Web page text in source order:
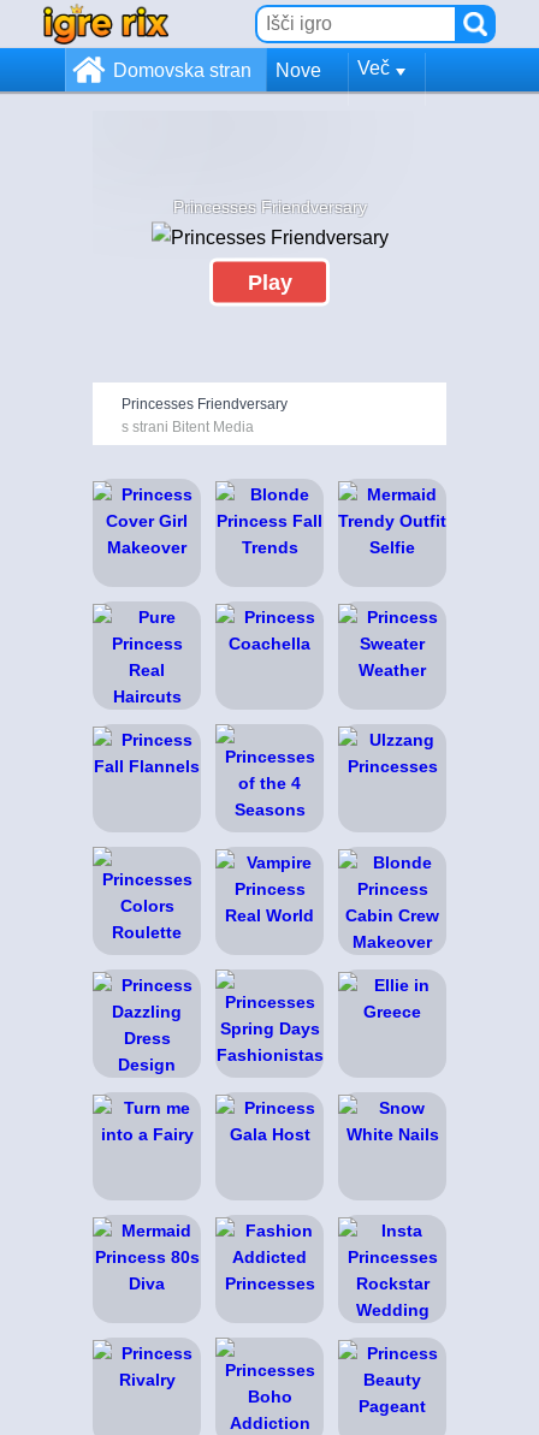
Domovska stran Nove Več
Princesses Friendversary
Play
Princesses Friendversary
s strani Bitent Media